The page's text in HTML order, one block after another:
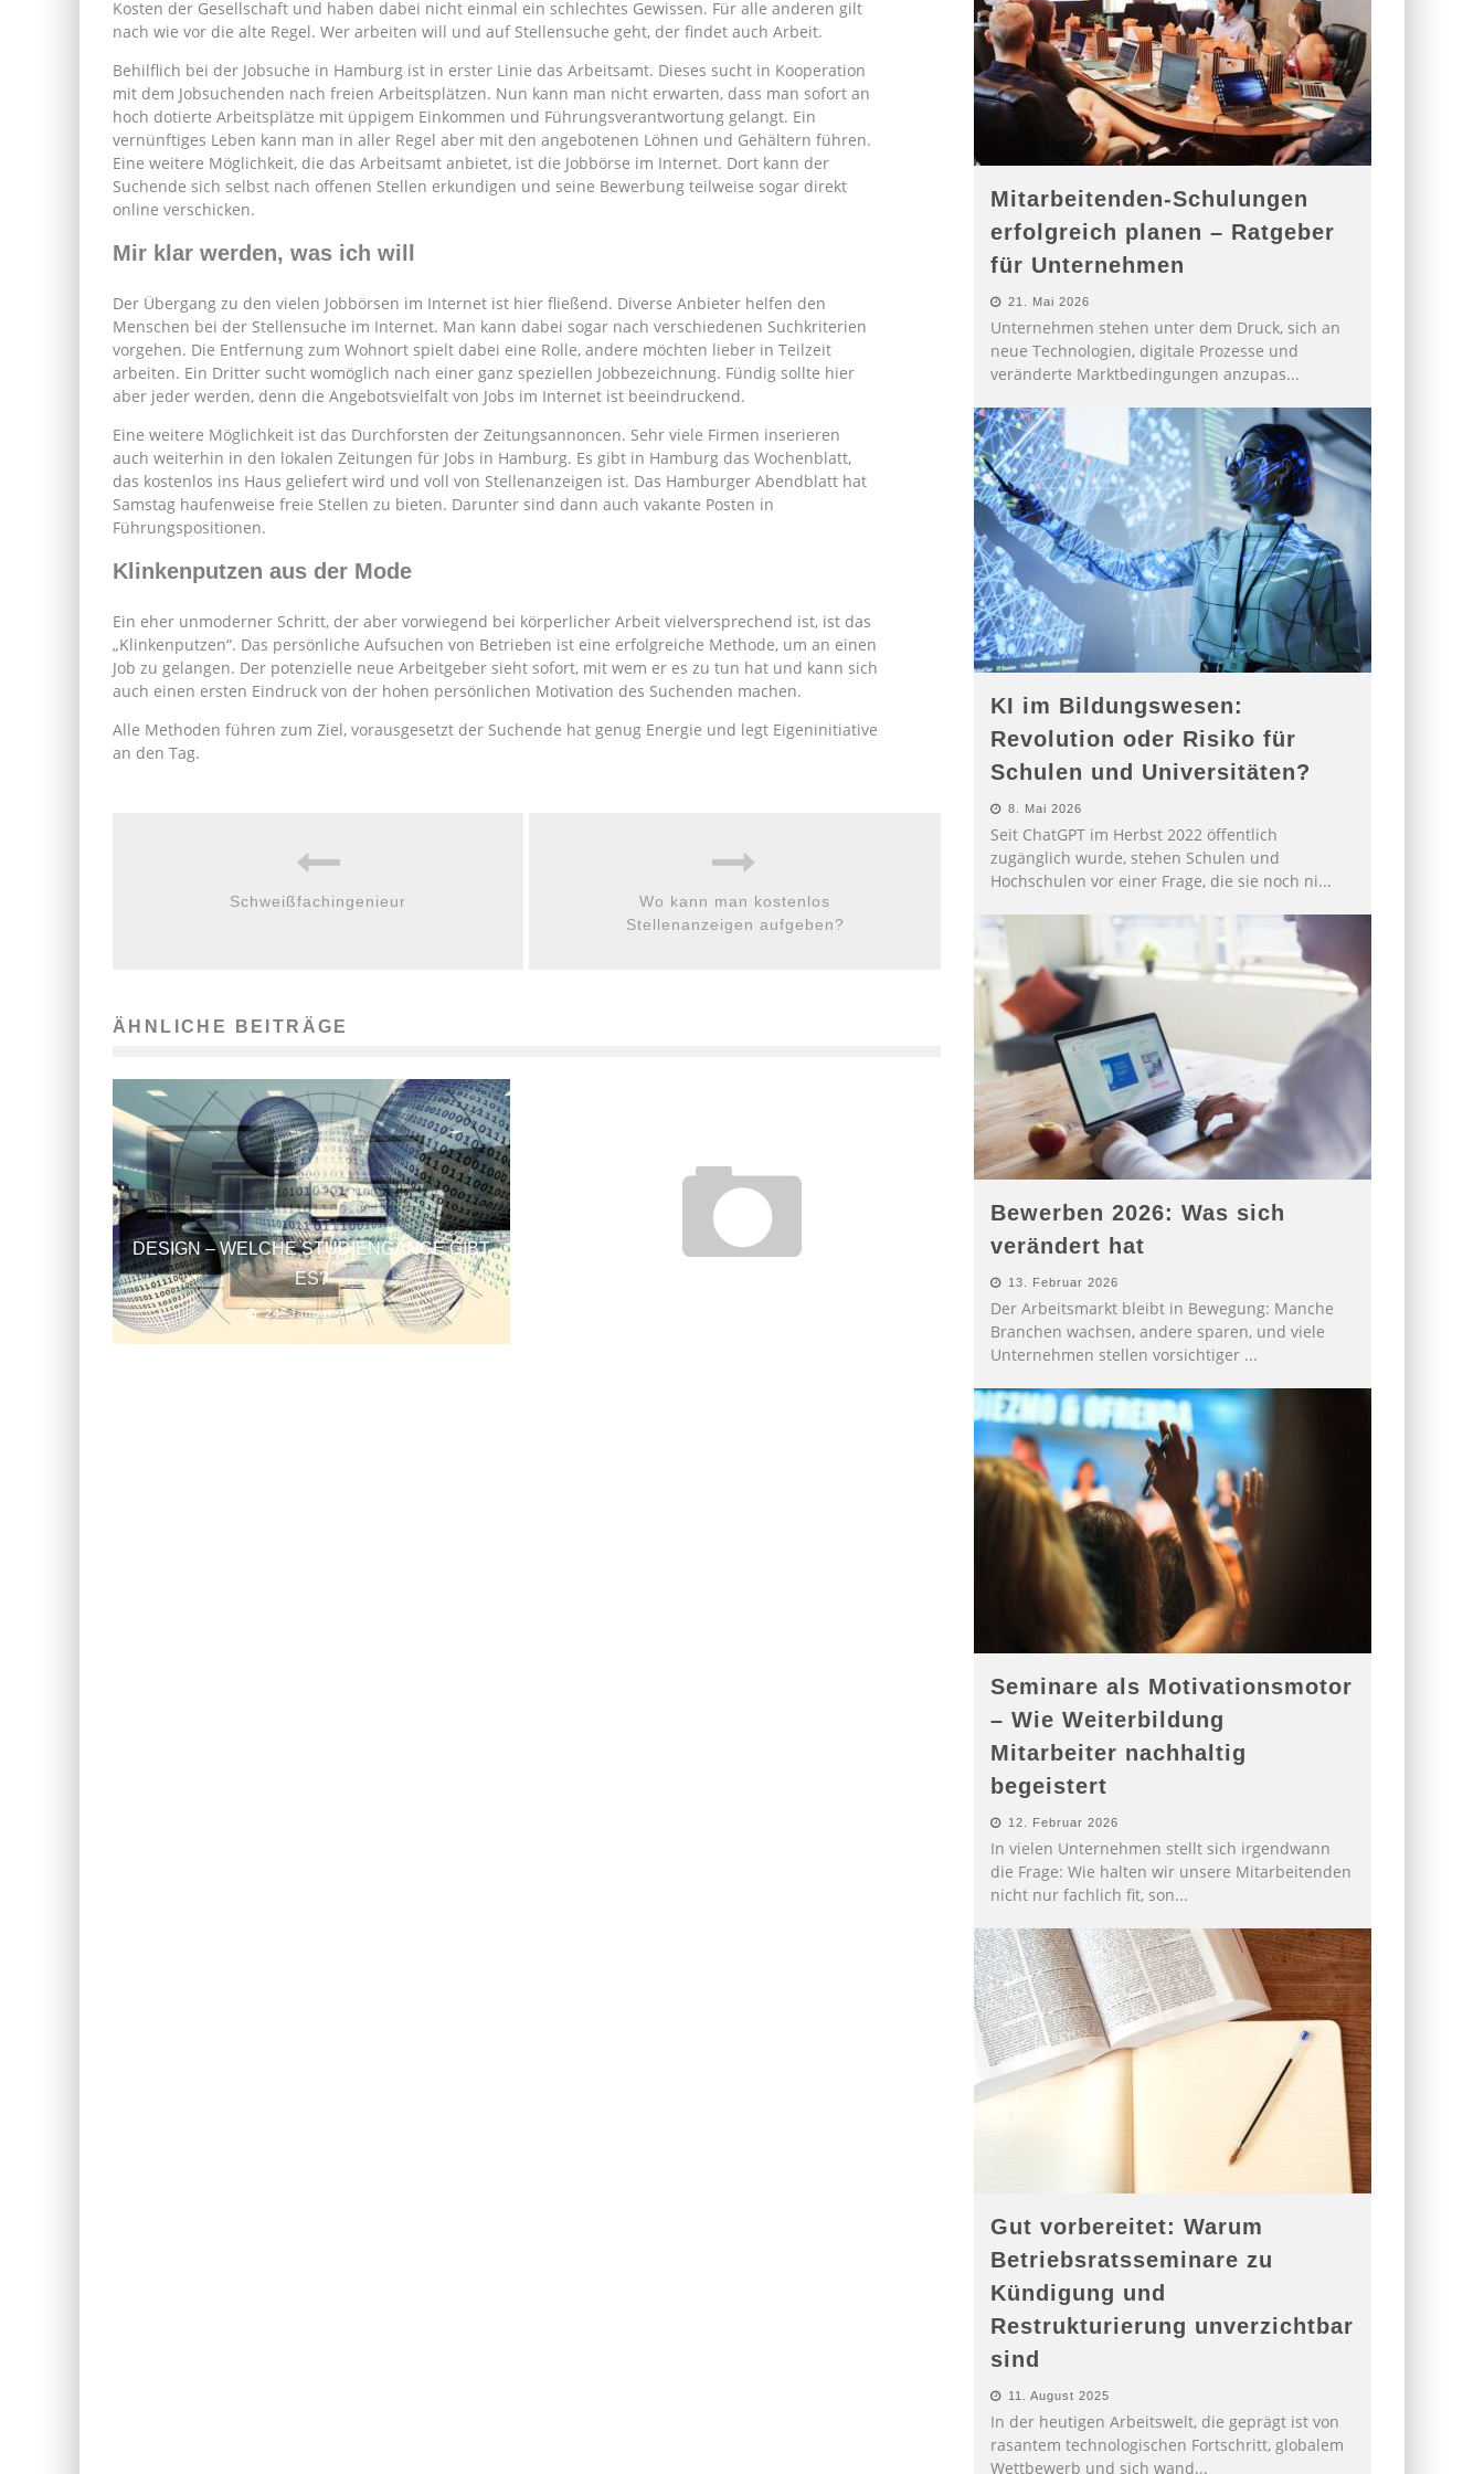
Kosten der Gesellschaft und haben dabei nicht einmal ein schlechtes Gewissen. Für alle anderen gilt
nach wie vor die alte Regel. Wer arbeiten will und auf Stellensuche geht, der findet auch Arbeit.
Behilflich bei der Jobsuche in Hamburg ist in erster Linie das Arbeitsamt. Dieses sucht in Kooperation
mit dem Jobsuchenden nach freien Arbeitsplätzen. Nun kann man nicht erwarten, dass man sofort an
hoch dotierte Arbeitsplätze mit üppigem Einkommen und Führungsverantwortung gelangt. Ein
vernünftiges Leben kann man in aller Regel aber mit den angebotenen Löhnen und Gehältern führen.
Eine weitere Möglichkeit, die das Arbeitsamt anbietet, ist die Jobbörse im Internet. Dort kann der
Suchende sich selbst nach offenen Stellen erkundigen und seine Bewerbung teilweise sogar direkt
online verschicken.
Mir klar werden, was ich will
Der Übergang zu den vielen Jobbörsen im Internet ist hier fließend. Diverse Anbieter helfen den
Menschen bei der Stellensuche im Internet. Man kann dabei sogar nach verschiedenen Suchkriterien
vorgehen. Die Entfernung zum Wohnort spielt dabei eine Rolle, andere möchten lieber in Teilzeit
arbeiten. Ein Dritter sucht womöglich nach einer ganz speziellen Jobbezeichnung. Fündig sollte hier
aber jeder werden, denn die Angebotsvielfalt von Jobs im Internet ist beeindruckend.
Eine weitere Möglichkeit ist das Durchforsten der Zeitungsannoncen. Sehr viele Firmen inserieren
auch weiterhin in den lokalen Zeitungen für Jobs in Hamburg. Es gibt in Hamburg das Wochenblatt,
das kostenlos ins Haus geliefert wird und voll von Stellenanzeigen ist. Das Hamburger Abendblatt hat
Samstag haufenweise freie Stellen zu bieten. Darunter sind dann auch vakante Posten in
Führungspositionen.
Klinkenputzen aus der Mode
Ein eher unmoderner Schritt, der aber vorwiegend bei körperlicher Arbeit vielversprechend ist, ist das
„Klinkenputzen“. Das persönliche Aufsuchen von Betrieben ist eine erfolgreiche Methode, um an einen
Job zu gelangen. Der potenzielle neue Arbeitgeber sieht sofort, mit wem er es zu tun hat und kann sich
auch einen ersten Eindruck von der hohen persönlichen Motivation des Suchenden machen.
Alle Methoden führen zum Ziel, vorausgesetzt der Suchende hat genug Energie und legt Eigeninitiative
an den Tag.
Schweißfachingenieur
Wo kann man kostenlos
Stellenanzeigen aufgeben?
ÄHNLICHE BEITRÄGE
DESIGN – WELCHE STUDIENGÄNGE GIBT
ES?
24. Januar 2022
Mitarbeitenden-Schulungen
erfolgreich planen – Ratgeber
für Unternehmen
21. Mai 2026
Unternehmen stehen unter dem Druck, sich an
neue Technologien, digitale Prozesse und
veränderte Marktbedingungen anzupas...
KI im Bildungswesen:
Revolution oder Risiko für
Schulen und Universitäten?
8. Mai 2026
Seit ChatGPT im Herbst 2022 öffentlich
zugänglich wurde, stehen Schulen und
Hochschulen vor einer Frage, die sie noch ni...
Bewerben 2026: Was sich
verändert hat
13. Februar 2026
Der Arbeitsmarkt bleibt in Bewegung: Manche
Branchen wachsen, andere sparen, und viele
Unternehmen stellen vorsichtiger ...
Seminare als Motivationsmotor
– Wie Weiterbildung
Mitarbeiter nachhaltig
begeistert
12. Februar 2026
In vielen Unternehmen stellt sich irgendwann
die Frage: Wie halten wir unsere Mitarbeitenden
nicht nur fachlich fit, son...
Gut vorbereitet: Warum
Betriebsratsseminare zu
Kündigung und
Restrukturierung unverzichtbar
sind
11. August 2025
In der heutigen Arbeitswelt, die geprägt ist von
rasantem technologischen Fortschritt, globalem
Wettbewerb und sich wand...